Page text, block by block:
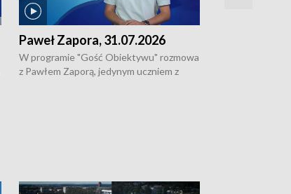
Paweł Zapora, 31.07.2026
W programie "Gość Obiektywu" rozmowa
z Pawłem Zaporą, jedynym uczniem z